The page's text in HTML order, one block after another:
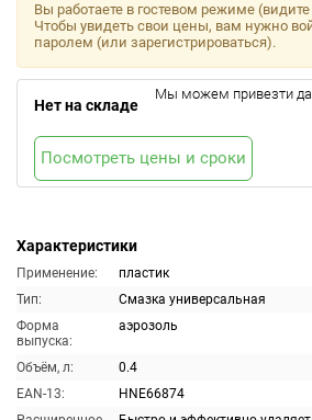
Характеристики
Применение:
пластик
Тип:
Смазка универсальная
Форма
выпуска:
аэрозоль
Объём, л:
0.4
EAN-13:
HNE66874
Вы работаете в гостевом режиме
Чтобы увидеть свои цены, вам нужно
паролем (или зарегистрироваться).
Нет на складе
Мы можем привезти
Посмотреть цены и сроки